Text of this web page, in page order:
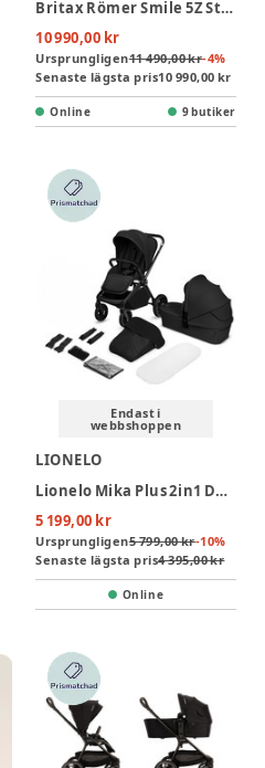
Britax Römer Smile 5Z Style Barnvagn - Carbon Black
10 990,00 kr
Ursprungligen11 490,00 kr-4%
Senaste lägsta pris10 990,00 kr
Online 9 butiker
Endast i
webbshoppen
LIONELO
Lionelo Mika Plus 2in1 Duovagn - Black Onyx
5 199,00 kr
Ursprungligen5 799,00 kr-10%
Senaste lägsta pris4 395,00 kr
Online